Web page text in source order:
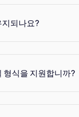
되나요?
형식을 지원합니까?